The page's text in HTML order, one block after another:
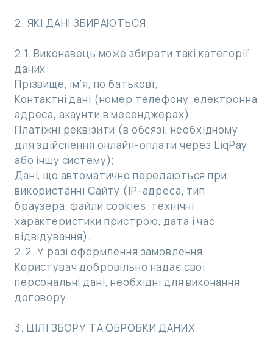
2. ЯКІ ДАНІ ЗБИРАЮТЬСЯ
2.1. Виконавець може збирати такі категорії
даних:
Прізвище, ім’я, по батькові;
Контактні дані (номер телефону, електронна
адреса, акаунти в месенджерах);
Платіжні реквізити (в обсязі, необхідному
для здійснення онлайн-оплати через LiqPay
або іншу систему);
Дані, що автоматично передаються при
використанні Сайту (IP-адреса, тип
браузера, файли cookies, технічні
характеристики пристрою, дата і час
відвідування).
2.2. У разі оформлення замовлення
Користувач добровільно надає свої
персональні дані, необхідні для виконання
договору.
3. ЦІЛІ ЗБОРУ ТА ОБРОБКИ ДАНИХ